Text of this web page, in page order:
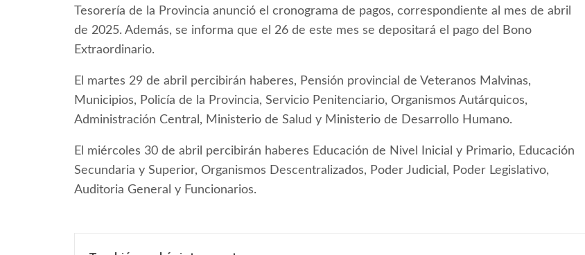
Tesorería de la Provincia anunció el cronograma de pagos, correspondiente al mes de abril
de 2025. Además, se informa que el 26 de este mes se depositará el pago del Bono
Extraordinario.
El martes 29 de abril percibirán haberes, Pensión provincial de Veteranos Malvinas,
Municipios, Policía de la Provincia, Servicio Penitenciario, Organismos Autárquicos,
Administración Central, Ministerio de Salud y Ministerio de Desarrollo Humano.
El miércoles 30 de abril percibirán haberes Educación de Nivel Inicial y Primario, Educación
Secundaria y Superior, Organismos Descentralizados, Poder Judicial, Poder Legislativo,
Auditoria General y Funcionarios.